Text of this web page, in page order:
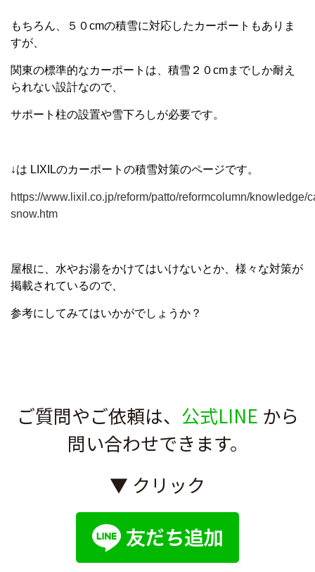
もちろん、５０cmの積雪に対応したカーポートもありま
すが、
関東の標準的なカーポートは、積雪２０cmまでしか耐え
られない設計なので、
サポート柱の設置や雪下ろしが必要です。
↓は LIXILのカーポートの積雪対策のページです。
https://www.lixil.co.jp/reform/patto/reformcolumn/knowledge/
snow.htm
屋根に、水やお湯をかけてはいけないとか、様々な対策が
掲載されているので、
参考にしてみてはいかがでしょうか？
ご質問やご依頼は、 公式LINE から
問い合わせできます。
▼ クリック